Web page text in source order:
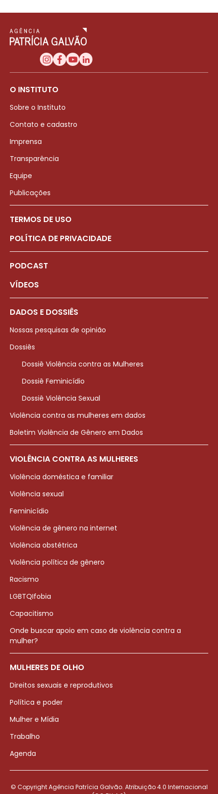
O INSTITUTO
Sobre o Instituto
Contato e cadastro
Imprensa
Transparência
Equipe
Publicações
TERMOS DE USO
POLÍTICA DE PRIVACIDADE
PODCAST
VÍDEOS
DADOS E DOSSIÊS
Nossas pesquisas de opinião
Dossiês
Dossiê Violência contra as Mulheres
Dossiê Feminicídio
Dossiê Violência Sexual
Violência contra as mulheres em dados
Boletim Violência de Gênero em Dados
VIOLÊNCIA CONTRA AS MULHERES
Violência doméstica e familiar
Violência sexual
Feminicídio
Violência de gênero na internet
Violência obstétrica
Violência política de gênero
Racismo
LGBTQIfobia
Capacitismo
Onde buscar apoio em caso de violência contra a
mulher?
MULHERES DE OLHO
Direitos sexuais e reprodutivos
Política e poder
Mulher e Mídia
Trabalho
Agenda
© Copyright Agência Patrícia Galvão. Atribuição 4.0 Internacional